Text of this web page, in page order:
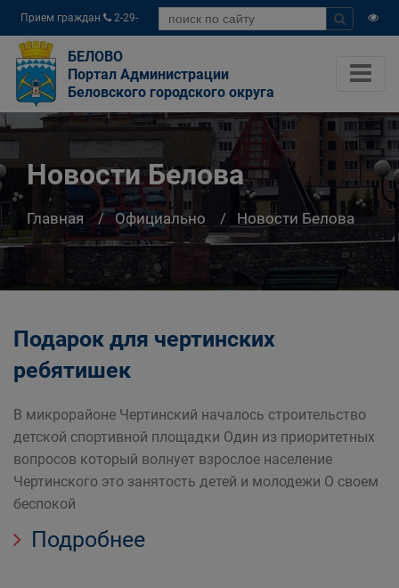
Прием граждан
2-29-
04
БЕЛОВО
Портал Администрации
Беловского городского округа
Новости Белова
Главная Официально Новости Белова
Подарок для чертинских
ребятишек
В микрорайоне Чертинский началось строительство
детской спортивной площадки Один из приоритетных
вопросов который волнует взрослое население
Чертинского это занятость детей и молодежи О своем
беспокой
Подробнее